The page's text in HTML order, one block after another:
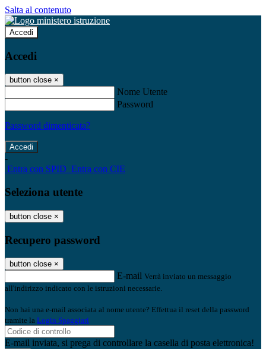
Salta al contenuto
Accedi
Accedi
button close ×
Nome Utente
Password
Password dimenticata?
-
Entra con SPID Entra con CIE
Seleziona utente
button close ×
Recupero password
button close ×
E-mail Verrà inviato un messaggio
all'indirizzo indicato con le istruzioni necessarie.
Non hai una e-mail associata al nome utente? Effettua il reset della password
tramite la Login Spaggiari
E-mail inviata, si prega di controllare la casella di posta elettronica!